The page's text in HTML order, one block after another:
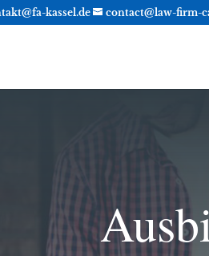
kassel.de contact@law-firm-